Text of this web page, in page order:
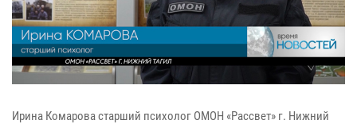
Ирина Комарова старший психолог ОМОН «Рассвет» г. Нижний